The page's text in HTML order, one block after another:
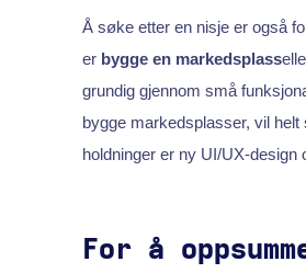
Å søke etter en nisje er også
er bygge en markedsplass
grundig gjennom små
bygge markedsplasser, vil
holdninger er ny UI/UX-
For å